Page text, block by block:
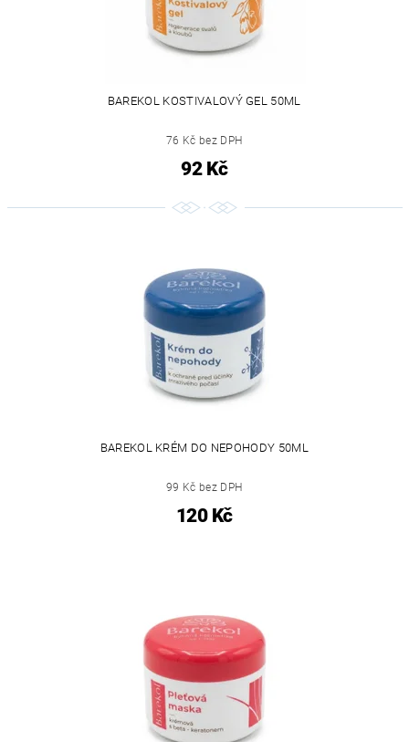
BAREKOL KOSTIVALOVÝ GEL 50ML
76 Kč bez DPH
92 Kč
BAREKOL KRÉM DO NEPOHODY 50ML
99 Kč bez DPH
120 Kč